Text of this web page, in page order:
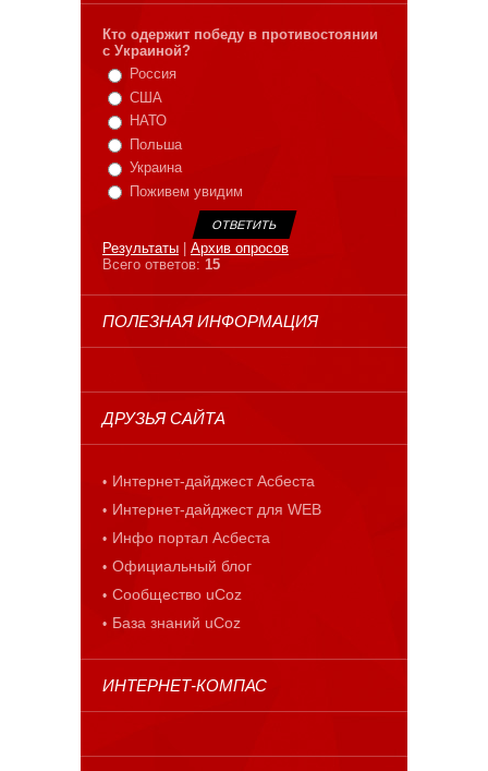
Кто одержит победу в противостоянии
с Украиной?
Россия
США
НАТО
Польша
Украина
Поживем увидим
Результаты
Архив опросов
Всего ответов: 15
ПОЛЕЗНАЯ ИНФОРМАЦИЯ
ДРУЗЬЯ САЙТА
Интернет-дайджест Асбеста
Интернет-дайджест для WEB
Инфо портал Асбеста
Официальный блог
Сообщество uCoz
База знаний uCoz
ИНТЕРНЕТ-КОМПАС